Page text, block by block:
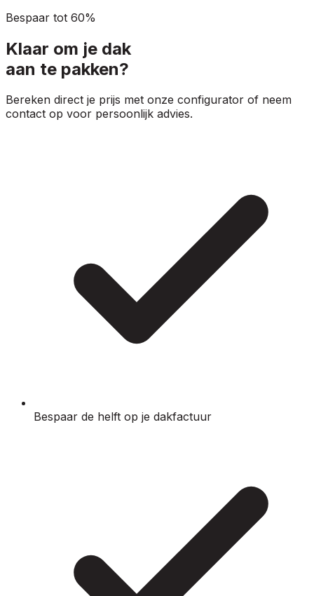
Bespaar tot 60%
Klaar om je dak
aan te pakken?
Bereken direct je prijs met onze configurator of neem
contact op voor persoonlijk advies.
Bespaar de helft op je dakfactuur